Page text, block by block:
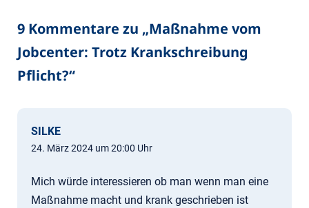
9 Kommentare zu „Maßnahme vom
Jobcenter: Trotz Krankschreibung
Pflicht?“
SILKE
24. März 2024 um 20:00 Uhr
Mich würde interessieren ob man wenn man eine
Maßnahme macht und krank geschrieben ist